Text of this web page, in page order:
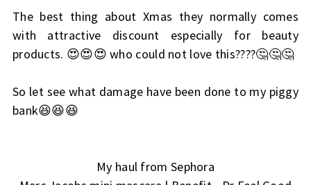
The best thing about Xmas they normally comes
with attractive discount especially for beauty
products. 😍😍😍 who could not love this????🤔🤔🤔
So let see what damage have been done to my piggy
bank😆😆😆
My haul from Sephora